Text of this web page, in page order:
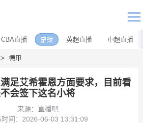
CBA直播 足球 英超直播 中超直播
德甲
足艾希霍恩方面要求，目前看
会签下这名小将
来源：直播吧
时间：2026-06-03 13:31:09